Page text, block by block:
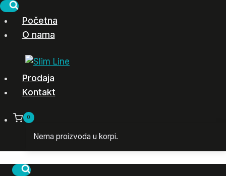
Skip
to
content
Početna
O nama
Prodaja
Kontakt
0
Nema proizvoda u korpi.